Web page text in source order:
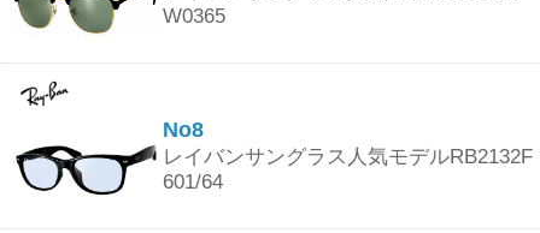
W0365
No8
レイバンサングラス人気モデルRB2132F
601/64